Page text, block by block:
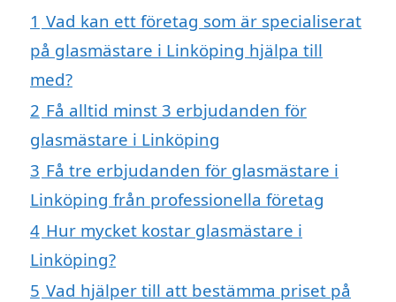
1 Vad kan ett företag som är specialiserat
på glasmästare i Linköping hjälpa till
med?
2 Få alltid minst 3 erbjudanden för
glasmästare i Linköping
3 Få tre erbjudanden för glasmästare i
Linköping från professionella företag
4 Hur mycket kostar glasmästare i
Linköping?
5 Vad hjälper till att bestämma priset på